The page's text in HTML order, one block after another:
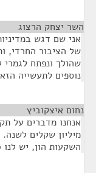
השר יצחק הרצוג
אני שם דגש
של הציבור החרדי,
שהולך ונפתח לגמרי
נוספים לתעשייה
נחום איצקוביץ
השקעות הון, יש לנו 90 מיליון.